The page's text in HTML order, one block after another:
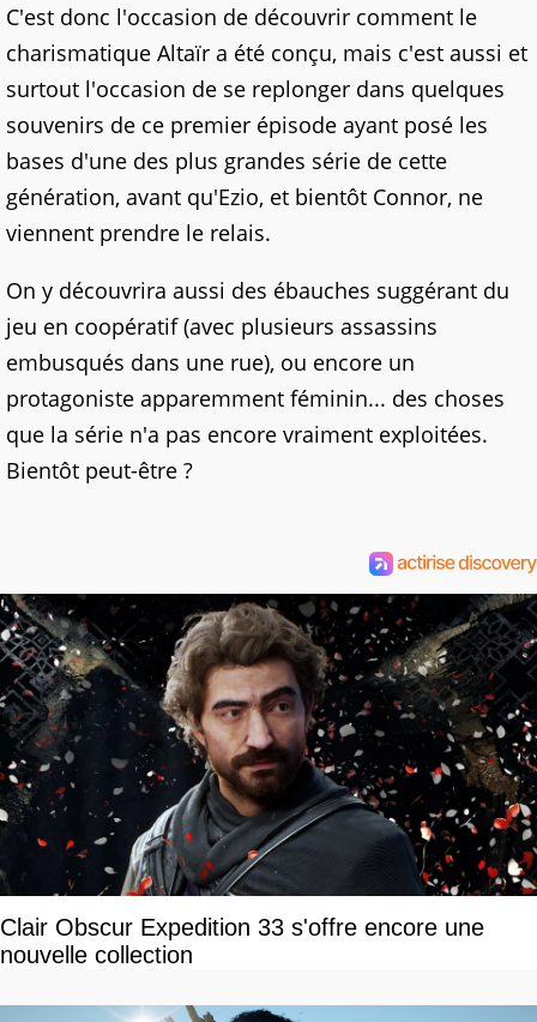
C'est donc l'occasion de découvrir comment le
charismatique Altaïr a été conçu, mais c'est aussi et
surtout l'occasion de se replonger dans quelques
souvenirs de ce premier épisode ayant posé les
bases d'une des plus grandes série de cette
génération, avant qu'Ezio, et bientôt Connor, ne
viennent prendre le relais.
On y découvrira aussi des ébauches suggérant du
jeu en coopératif (avec plusieurs assassins
embusqués dans une rue), ou encore un
protagoniste apparemment féminin... des choses
que la série n'a pas encore vraiment exploitées.
Bientôt peut-être ?
Clair Obscur Expedition 33 s'offre encore une
nouvelle collection